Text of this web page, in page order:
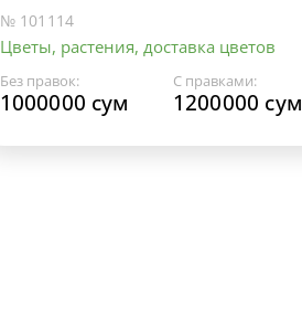
№ 101114
Цветы, растения, доставка цветов
Без правок:
1000000 сум
С правками:
1200000 сум